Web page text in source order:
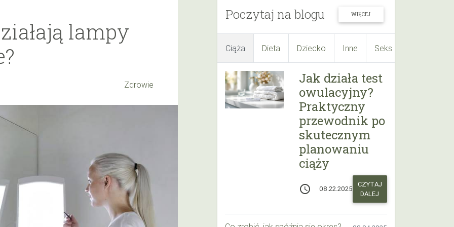
Poczytaj na blogu WIĘCEJ
Ciąża Dieta Dziecko Inne Seks
Jak działa test
owulacyjny?
Praktyczny
przewodnik po
skutecznym
planowaniu
ciąży
access_time 08.22.2025
CZYTAJ
DALEJ
lampy
Zdrowie